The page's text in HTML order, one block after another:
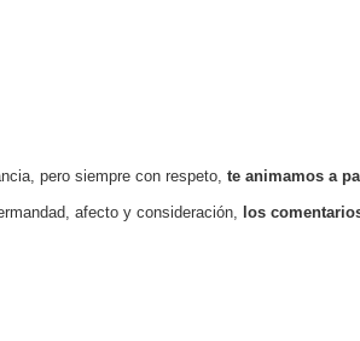
pero siempre con respeto,te animamos a
afecto y consideración,
los